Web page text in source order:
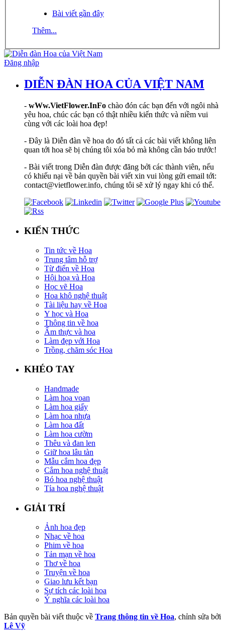
Bài viết gần đây
Thêm...
Đăng nhập
DIỄN ĐÀN HOA CỦA VIỆT NAM
- wWw.VietFlower.InFo chào đón các bạn đến với ngôi nhà
yêu hoa, chúc các bạn có thật nhiều kiến thức và niềm vui
cùng với các loài hoa đẹp!
- Đây là Diễn đàn về hoa do đó tất cả các bài viết không liên
quan tới hoa sẽ bị chúng tôi xóa bỏ mà không cần báo trước!
- Bài viết trong Diễn đàn được đăng bởi các thành viên, nếu
có khiếu nại về bản quyền bài viết xin vui lòng gửi email tới:
contact@vietflower.info, chúng tôi sẽ xử lý ngay khi có thể.
KIẾN THỨC
Tin tức về Hoa
Trung tâm hỗ trợ
Từ điển về Hoa
Hội hoạ và Hoa
Học vẽ Hoa
Hoa khô nghệ thuật
Tài liệu hay về Hoa
Y học và Hoa
Thông tin về hoa
Ẩm thực và hoa
Làm đẹp với Hoa
Trồng, chăm sóc Hoa
KHÉO TAY
Handmade
Làm hoa voan
Làm hoa giấy
Làm hoa nhựa
Làm hoa đất
Làm hoa cườm
Thêu và đan len
Giữ hoa lâu tàn
Mẫu cắm hoa đẹp
Cắm hoa nghệ thuật
Bó hoa nghệ thuật
Tỉa hoa nghệ thuật
GIẢI TRÍ
Ảnh hoa đẹp
Nhạc về hoa
Phim về hoa
Tản mạn về hoa
Thơ về hoa
Truyện về hoa
Giao lưu kết bạn
Sự tích các loài hoa
Ý nghĩa các loài hoa
Bản quyền bài viết thuộc về Trang thông tin về Hoa, chỉnh sửa bởi
Lê Vỹ